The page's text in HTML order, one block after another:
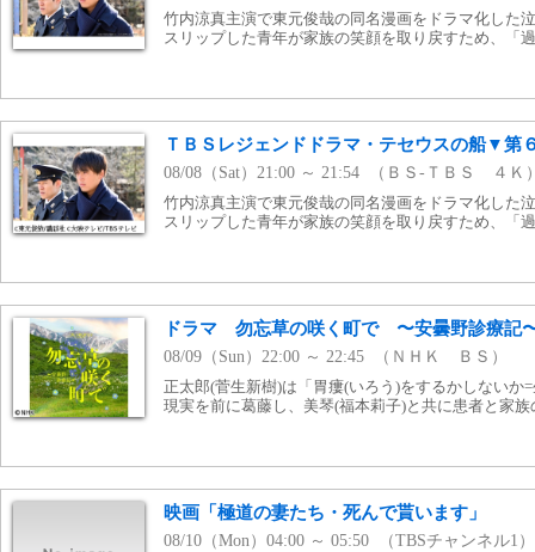
竹内涼真主演で東元俊哉の同名漫画をドラマ化した
スリップした青年が家族の笑顔を取り戻すため、「
ＴＢＳレジェンドドラマ・テセウスの船▼第
08/08（Sat）21:00 ～ 21:54 （ＢＳ-ＴＢＳ ４Ｋ
竹内涼真主演で東元俊哉の同名漫画をドラマ化した
スリップした青年が家族の笑顔を取り戻すため、「
ドラマ 勿忘草の咲く町で 〜安曇野診療記
08/09（Sun）22:00 ～ 22:45 （ＮＨＫ ＢＳ）
正太郎(菅生新樹)は「胃瘻(いろう)をするかしないか
現実を前に葛藤し、美琴(福本莉子)と共に患者と家
映画「極道の妻たち・死んで貰います」
08/10（Mon）04:00 ～ 05:50 （TBSチャンネル1）